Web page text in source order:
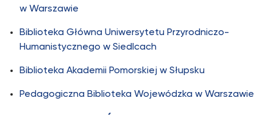
w Warszawie
Biblioteka Główna Uniwersytetu Przyrodniczo-
Humanistycznego w Siedlcach
Biblioteka Akademii Pomorskiej w Słupsku
Pedagogiczna Biblioteka Wojewódzka w Warszawie